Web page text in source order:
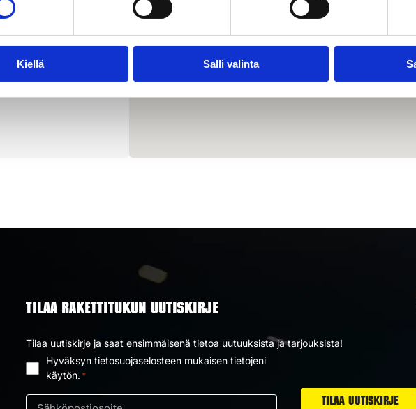
Kiellä Salli valinta
TILAA RAKETTITUKUN UUTISKIRJE
Tilaa uutiskirje ja saat ensimmäisenä tietoa uutuuksista ja tarjouksista!
Suostumus
*
Hyväksyn tietosuojaselosteen mukaisen tietojeni
käytön. *